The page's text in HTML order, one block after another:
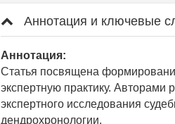
Аннотация и ключевые
Аннотация:
Статья посвящена
экспертную практику. Авторами
экспертного исследования
дендрохронологии.